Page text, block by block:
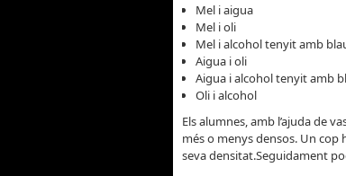
Mel i aigua
Mel i oli
Mel i alcohol tenyit amb
Aigua i oli
Aigua i alcohol tenyit amb
Oli i alcohol
Els alumnes, amb l’ajuda de
més o menys densos. Un cop
seva densitat.Seguidament